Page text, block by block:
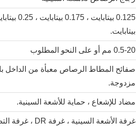
بيتابايت.
0.5-20 مم أو على النحو المطلوب
صفائح المطاط الرصاص معبأة من الداخل
مزدوجة.
مضاد للإشعاع ، حماية للأشعة السينية.
غرفة الأشعة السينية ، غرفة DR ، غرفة التصوير المقطعي ، إلخ.